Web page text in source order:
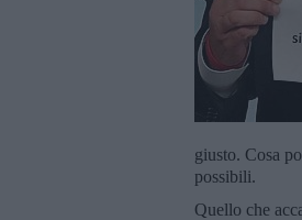
giusto. Cosa
possibili.
Quello che